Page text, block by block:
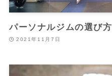
パーソナルジムの選び方
2021年11月7日